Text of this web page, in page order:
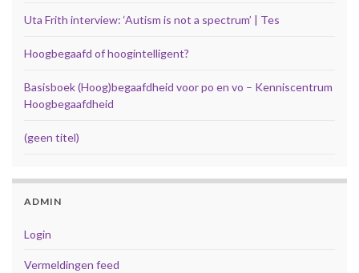
Uta Frith interview: ‘Autism is not a spectrum’ | Tes
Hoogbegaafd of hoogintelligent?
Basisboek (Hoog)begaafdheid voor po en vo – Kenniscentrum
Hoogbegaafdheid
(geen titel)
ADMIN
Login
Vermeldingen feed